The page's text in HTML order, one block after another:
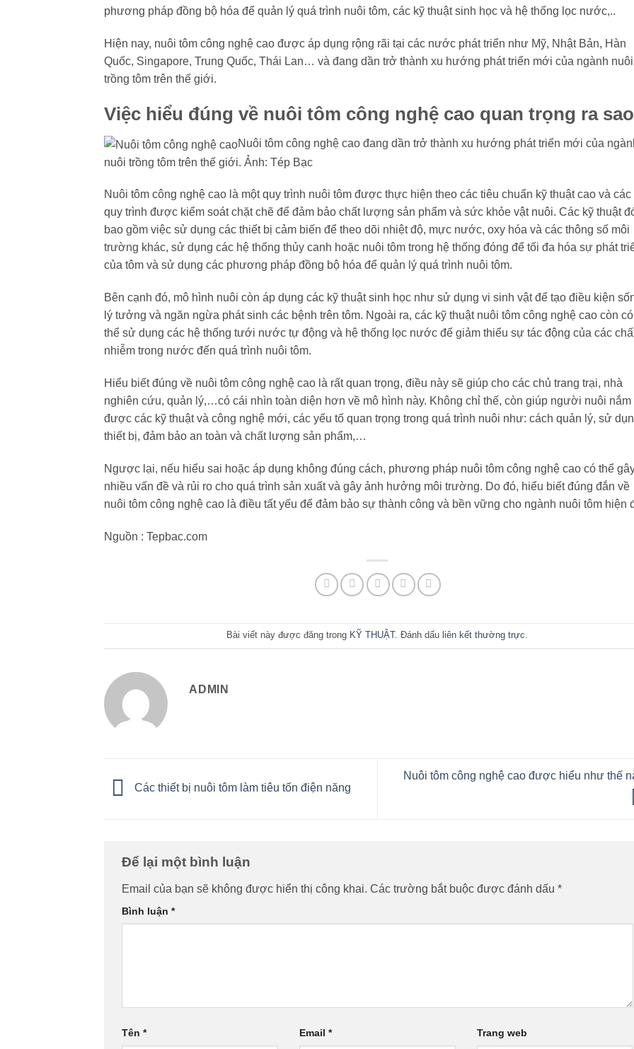
phương pháp đồng bộ hóa để quản lý quá trình nuôi tôm, các kỹ thuật sinh học và hệ thống lọc nước,..
Hiện nay, nuôi tôm công nghệ cao được áp dụng rộng rãi tại các nước phát triển như Mỹ, Nhật Bản, Hàn
Quốc, Singapore, Trung Quốc, Thái Lan… và đang dần trở thành xu hướng phát triển mới của ngành nuôi
trồng tôm trên thế giới.
Việc hiểu đúng về nuôi tôm công nghệ cao quan trọng ra
Nuôi tôm công nghệ cao đang dần trở thành xu hướng phát triển mới của
nuôi trồng tôm trên thế giới. Ảnh: Tép Bạc
Nuôi tôm công nghệ cao là một quy trình nuôi tôm được thực hiện theo các tiêu chuẩn kỹ thuật cao và các
quy trình được kiểm soát chặt chẽ để đảm bảo chất lượng sản phẩm và sức khỏe vật nuôi. Các kỹ thuật
bao gồm việc sử dụng các thiết bị cảm biến để theo dõi nhiệt độ, mực nước, oxy hóa và các thông số môi
trường khác, sử dụng các hệ thống thủy canh hoặc nuôi tôm trong hệ thống đóng để tối đa hóa sự phát
của tôm và sử dụng các phương pháp đồng bộ hóa để quản lý quá trình nuôi tôm.
Bên cạnh đó, mô hình nuôi còn áp dụng các kỹ thuật sinh học như sử dụng vi sinh vật để tạo điều kiện
lý tưởng và ngăn ngừa phát sinh các bệnh trên tôm. Ngoài ra, các kỹ thuật nuôi tôm công nghệ cao còn có
thể sử dụng các hệ thống tưới nước tự động và hệ thống lọc nước để giảm thiểu sự tác động của các
nhiễm trong nước đến quá trình nuôi tôm.
Hiểu biết đúng về nuôi tôm công nghệ cao là rất quan trọng, điều này sẽ giúp cho các chủ trang trại, nhà
nghiên cứu, quản lý,…có cái nhìn toàn diện hơn về mô hình này. Không chỉ thế, còn giúp người nuôi nắm
được các kỹ thuật và công nghệ mới, các yếu tố quan trọng trong quá trình nuôi như: cách quản lý, sử
thiết bị, đảm bảo an toàn và chất lượng sản phẩm,…
Ngược lại, nếu hiểu sai hoặc áp dụng không đúng cách, phương pháp nuôi tôm công nghệ cao có thể
nhiều vấn đề và rủi ro cho quá trình sản xuất và gây ảnh hưởng môi trường. Do đó, hiểu biết đúng đắn về
nuôi tôm công nghệ cao là điều tất yếu để đảm bảo sự thành công và bền vững cho ngành nuôi tôm hiện
Nguồn : Tepbac.com
Bài viết này được đăng trong KỸ THUẬT. Đánh dấu liên kết thường trực
ADMIN
Các thiết bị nuôi tôm làm tiêu tốn điện năng
Nuôi tôm công nghệ cao được hiểu như thế
Để lại một bình luận
Email của bạn sẽ không được hiển thị công khai. Các trường bắt buộc được đánh dấu *
Bình luận *
Tên * Email * Trang web